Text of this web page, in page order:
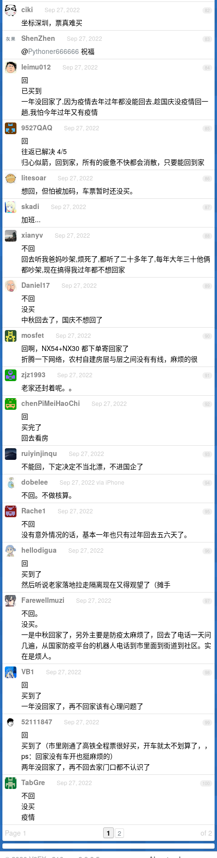
82
ciki Sep 27, 2022
坐标深圳，票真难买
83
ShenZhen Sep 27, 2022
@Pythoner666666 祝福
84
leimu012 Sep 27, 2022
回
已买到
一年没回家了,因为疫情去年过年都没能回去,趁国庆没疫情回一
趟,我怕今年过年又有疫情
85
9527QAQ Sep 27, 2022
回
往返已解决 4/5
归心似箭，回到家，所有的疲惫不快都会消散，只要能回到家
86
litesoar Sep 27, 2022
想回，但怕被加码，车票暂时还没买。
87
skadi Sep 27, 2022
加班...
88
xianyv Sep 27, 2022
不回
回去听我爸妈吵架,烦死了,都听了二十多年了,每年大年三十他俩
都吵架,现在搞得我过年都不想回家
89
Daniel17 Sep 27, 2022
不回
没买
中秋回去了，国庆不想回了
90
mosfet Sep 27, 2022
回啊，NX54+NX30 都下单寄回家了
折腾一下网络，农村自建房层与层之间没有有线，麻烦的很
91
zjz1993 Sep 27, 2022
老家还封着呢。。
92
chenPiMeiHaoChi Sep 27, 2022
回
买完了
回去看房
93
ruiyinjinqu Sep 27, 2022
不能回，下定决定不当北漂，不进国企了
94
dobelee Sep 27, 2022 via iPhone
不回。不做核算。
95
Rache1 Sep 27, 2022
不回
没有意外情况的话，基本一年也只有过年回去五六天了。
96
hellodigua Sep 27, 2022
回
买到了
然后听说老家落地拉走隔离现在又得观望了（摊手
97
Farewellmuzi Sep 27, 2022
不回。
没买。
一是中秋回家了，另外主要是防疫太麻烦了，回去了电话一天问
几遍，从国家防疫平台的机器人电话到市里面到街道到社区。实
在是烦人。
98
VB1 Sep 27, 2022
回
买到了
一年没回家了，再不回家该有心理问题了
99
52111847 Sep 27, 2022
回
买到了（市里刚通了高铁全程票很好买，开车就太不划算了，，
ps：回家没有车开也挺麻烦的）
两年没回家了，再不回去家门口都不认识了
100
TabGre Sep 27, 2022
不回
没买
疫情
Page 1
of 2
1 2